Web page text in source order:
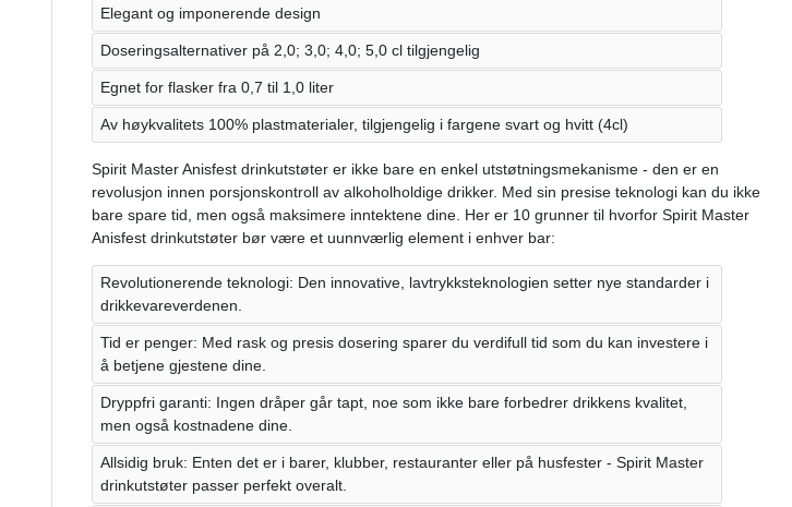
Elegant og imponerende design
Doseringsalternativer på 2,0; 3,0; 4,0; 5,0 cl tilgjengelig
Egnet for flasker fra 0,7 til 1,0 liter
Av høykvalitets 100% plastmaterialer, tilgjengelig i fargene svart og hvitt (4cl)
Spirit Master Anisfest drinkutstøter er ikke bare en enkel utstøtningsmekanisme - den er en
revolusjon innen porsjonskontroll av alkoholholdige drikker. Med sin presise teknologi kan du ikke
bare spare tid, men også maksimere inntektene dine. Her er 10 grunner til hvorfor Spirit Master
Anisfest drinkutstøter bør være et uunnværlig element i enhver bar:
Revolutionerende teknologi: Den innovative, lavtrykksteknologien setter nye standarder i
drikkevareverdenen.
Tid er penger: Med rask og presis dosering sparer du verdifull tid som du kan investere i
å betjene gjestene dine.
Dryppfri garanti: Ingen dråper går tapt, noe som ikke bare forbedrer drikkens kvalitet,
men også kostnadene dine.
Allsidig bruk: Enten det er i barer, klubber, restauranter eller på husfester - Spirit Master
drinkutstøter passer perfekt overalt.